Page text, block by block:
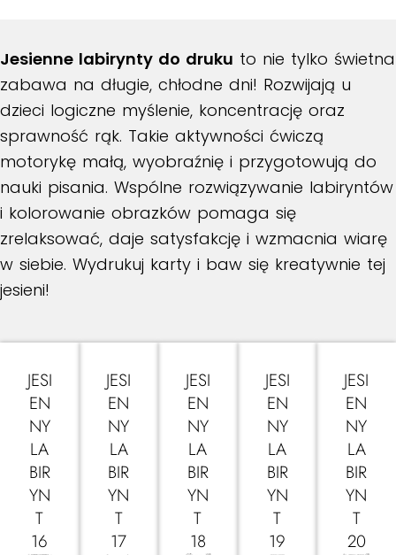
Jesienne labirynty do druku to nie tylko świetna
zabawa na długie, chłodne dni! Rozwijają u
dzieci logiczne myślenie, koncentrację oraz
sprawność rąk. Takie aktywności ćwiczą
motorykę małą, wyobraźnię i przygotowują do
nauki pisania. Wspólne rozwiązywanie labiryntów
i kolorowanie obrazków pomaga się
zrelaksować, daje satysfakcję i wzmacnia wiarę
w siebie. Wydrukuj karty i baw się kreatywnie tej
jesieni!
JESI
EN
NY
LA
BIR
YN
T
16
JESI
EN
NY
LA
BIR
YN
T
17
JESI
EN
NY
LA
BIR
YN
T
18
JESI
EN
NY
LA
BIR
YN
T
19
JESI
EN
NY
LA
BIR
YN
T
20